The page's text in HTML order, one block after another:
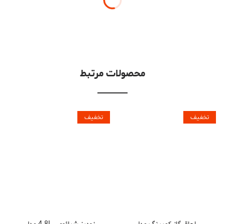
محصولات مرتبط
تخفیف تخفیف